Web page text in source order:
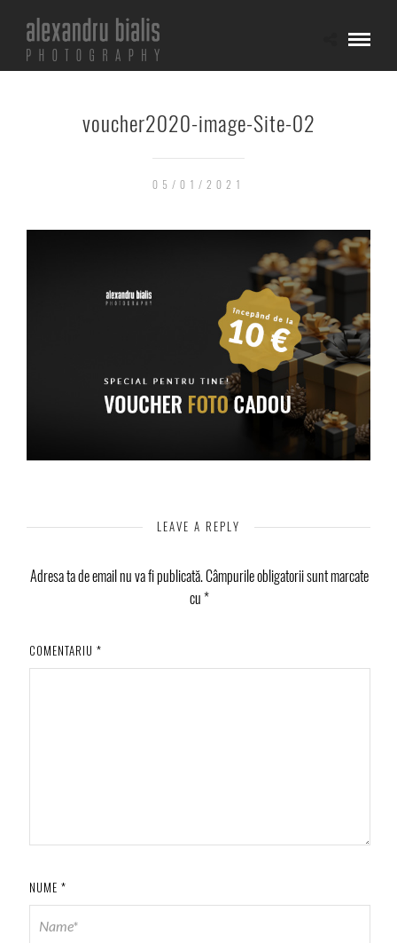
voucher2020-image-Site-02
05/01/2021
LEAVE A REPLY
Adresa ta de email nu va fi publicată.Câmpurile obligatorii sunt marcate
cu*
COMENTARIU *
NUME *